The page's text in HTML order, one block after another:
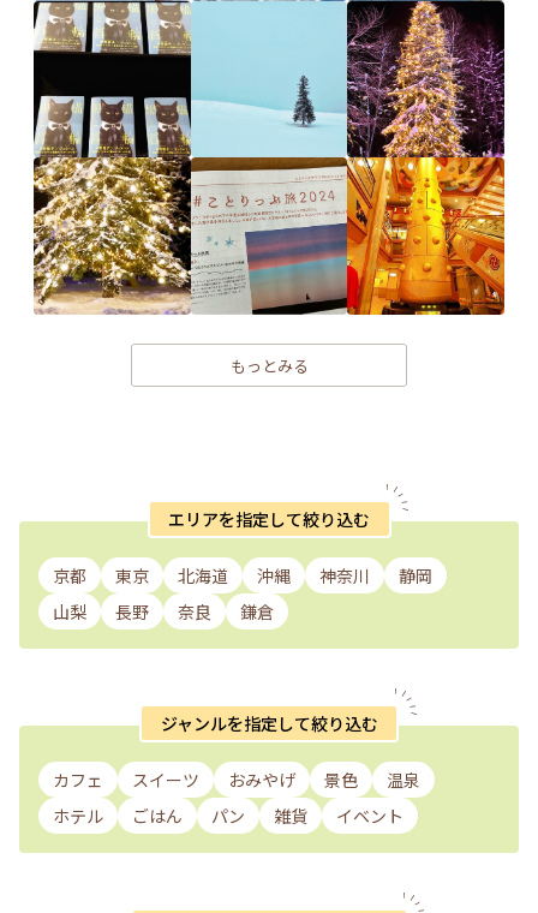
もっとみる
エリアを指定して絞り込む
京都 東京 北海道 沖縄 神奈川
静岡
山梨
長野 奈良 鎌倉
ジャンルを指定して絞り込む
カフェ スイーツ おみやげ 景色
温泉
ホテル
ごはん パン 雑貨 イベント